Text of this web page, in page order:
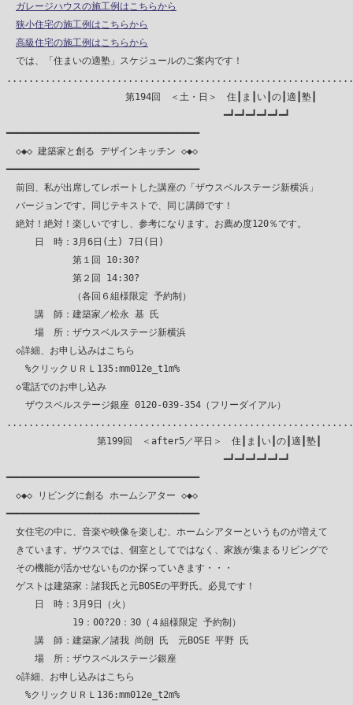
ガレージハウスの施工例はこちらから
狭小住宅の施工例はこちらから
高級住宅の施工例はこちらから
では、「住まいの適塾」スケジュールのご案内です！
第194回　＜土・日＞　住┃ま┃い┃の┃適┃塾┃
━┛━┛━┛━┛━┛━┛
━━━━━━━━━━━━━━━━━━━━━━━━━━━━━━━━━━━
◇◆◇ 建築家と創る デザインキッチン ◇◆◇
━━━━━━━━━━━━━━━━━━━━━━━━━━━━━━━━━━━
前回、私が出席してレポートした講座の「ザウスベルステージ新横浜」
バージョンです。同じテキストで、同じ講師です！
絶対！絶対！楽しいですし、参考になります。お薦め度120％です。
日　時：3月6日(土) 7日(日)
第１回 10:30?
第２回 14:30?
（各回６組様限定 予約制）
講　師：建築家／松永 基 氏
場　所：ザウスベルステージ新横浜
◇詳細、お申し込みはこちら
%クリックＵＲＬ135:mm012e_t1m%
◇電話でのお申し込み
ザウスベルステージ銀座 0120-039-354（フリーダイアル）
第199回　＜after5／平日＞　住┃ま┃い┃の┃適┃塾┃
━┛━┛━┛━┛━┛━┛
━━━━━━━━━━━━━━━━━━━━━━━━━━━━━━━━━━━
◇◆◇ リビングに創る ホームシアター ◇◆◇
━━━━━━━━━━━━━━━━━━━━━━━━━━━━━━━━━━━
女住宅の中に、音楽や映像を楽しむ、ホームシアターというものが増えて
きています。ザウスでは、個室としてではなく、家族が集まるリビングで
その機能が活かせないものか探っていきます・・・
ゲストは建築家：諸我氏と元BOSEの平野氏。必見です！
日　時：3月9日（火）
19：00?20：30（４組様限定 予約制）
講　師：建築家／諸我 尚朗 氏　元BOSE 平野 氏
場　所：ザウスベルステージ銀座
◇詳細、お申し込みはこちら
%クリックＵＲＬ136:mm012e_t2m%